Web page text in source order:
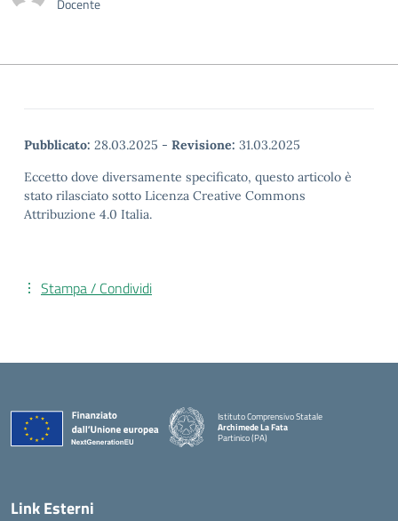
Docente
Pubblicato: 28.03.2025 - Revisione: 31.03.2025
Eccetto dove diversamente specificato, questo articolo è
stato rilasciato sotto Licenza Creative Commons
Attribuzione 4.0 Italia.
Stampa / Condividi
Istituto Comprensivo Statale
Archimede La Fata
Partinico (PA)
Link Esterni